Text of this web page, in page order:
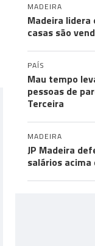
MADEIRA
Madeira lidera
casas são
PAÍS
Mau tempo
pessoas de
Terceira
MADEIRA
JP Madeira
salários